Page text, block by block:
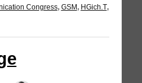
Congress, GSM, HGich.T,